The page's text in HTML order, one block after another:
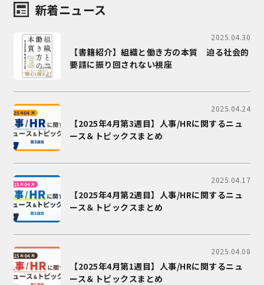
新着ニュース
2025.04.30
【書籍紹介】組織と働き方の本質 迫る社会的
要請に振り回されない視座
2025.04.24
【2025年4月第3週目】人事/HRに関するニュ
ース＆トピックスまとめ
2025.04.17
【2025年4月第2週目】人事/HRに関するニュ
ース＆トピックスまとめ
2025.04.08
【2025年4月第1週目】人事/HRに関するニュ
ース＆トピックスまとめ